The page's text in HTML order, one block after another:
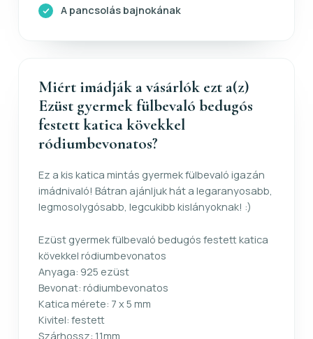
A pancsolás bajnokának
Miért imádják a vásárlók ezt a(z)
Ezüst gyermek fülbevaló bedugós
festett katica kövekkel
ródiumbevonatos?
Ez a kis katica mintás gyermek fülbevaló igazán
imádnivaló! Bátran ajánljuk hát a legaranyosabb,
legmosolygósabb, legcukibb kislányoknak! :)
Ezüst gyermek fülbevaló bedugós festett katica
kövekkel ródiumbevonatos
Anyaga: 925 ezüst
Bevonat: ródiumbevonatos
Katica mérete: 7 x 5 mm
Kivitel: festett
Szárhossz: 11mm